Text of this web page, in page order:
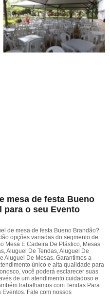
mesa de festa Bueno
para o seu Evento
de mesa de festa Bueno Brandão?
opções variadas do segmento de
Mesa E Cadeira De Plástico, Mesas
Aluguel De Tendas, Aluguel De
Aluguel De Mesas. Garantimos a
único e alta qualidade para
você poderá esclarecer suas
de um atendimento cuidadoso e
trabalhamos com Tendas Para
Fale com nossos